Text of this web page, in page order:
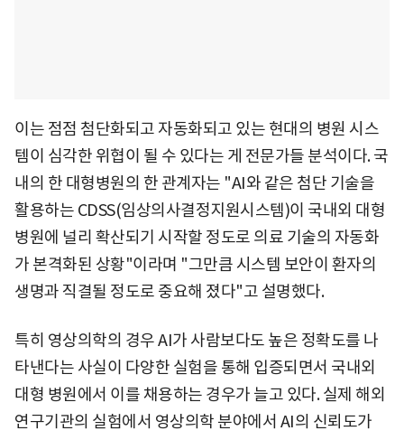
이는 점점 첨단화되고 자동화되고 있는 현대의 병원 시스
템이 심각한 위협이 될 수 있다는 게 전문가들 분석이다. 국
내의 한 대형병원의 한 관계자는 "AI와 같은 첨단 기술을
활용하는 CDSS(임상의사결정지원시스템)이 국내외 대형
병원에 널리 확산되기 시작할 정도로 의료 기술의 자동화
가 본격화된 상황"이라며 "그만큼 시스템 보안이 환자의
생명과 직결될 정도로 중요해 졌다"고 설명했다.
특히 영상의학의 경우 AI가 사람보다도 높은 정확도를 나
타낸다는 사실이 다양한 실험을 통해 입증되면서 국내외
대형 병원에서 이를 채용하는 경우가 늘고 있다. 실제 해외
연구기관의 실험에서 영상의학 분야에서 AI의 신뢰도가